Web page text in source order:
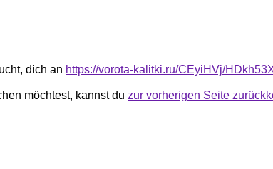
dich an https://vorota-kalitki.ru/CEyiHVj/
möchtest, kannst du zur vorherigen Seite